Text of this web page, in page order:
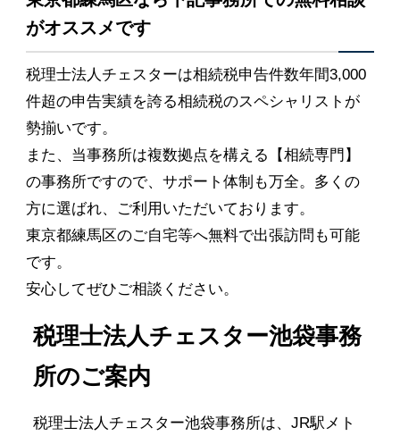
がオススメです
税理士法人チェスターは相続税申告件数年間3,000
件超の申告実績を誇る相続税のスペシャリストが
勢揃いです。
また、当事務所は複数拠点を構える【相続専門】
の事務所ですので、サポート体制も万全。多くの
方に選ばれ、ご利用いただいております。
東京都練馬区のご自宅等へ無料で出張訪問も可能
です。
安心してぜひご相談ください。
税理士法人チェスター池袋事務
所のご案内
税理士法人チェスター池袋事務所は、JR駅メト